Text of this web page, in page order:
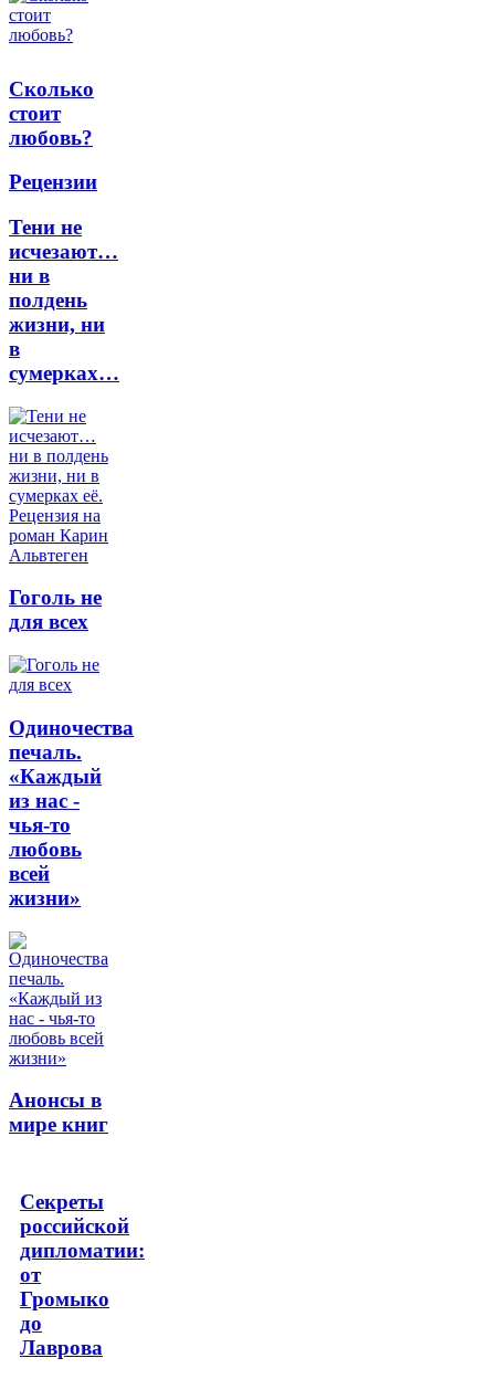
Сколько
стоит
любовь?
Рецензии
Тени не
исчезают…
ни в
полдень
жизни, ни
в
сумерках…
Гоголь не
для всех
Одиночества
печаль.
«Каждый
из нас -
чья-то
любовь
всей
жизни»
Анонсы в
мире книг
Секреты
российской
дипломатии:
от
Громыко
до
Лаврова